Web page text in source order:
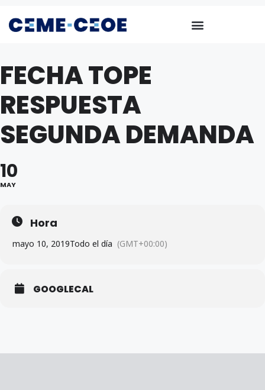
FECHA TOPE
RESPUESTA
SEGUNDA DEMANDA
10
MAY
Hora
mayo 10, 2019Todo el día (GMT+00:00)
GOOGLECAL